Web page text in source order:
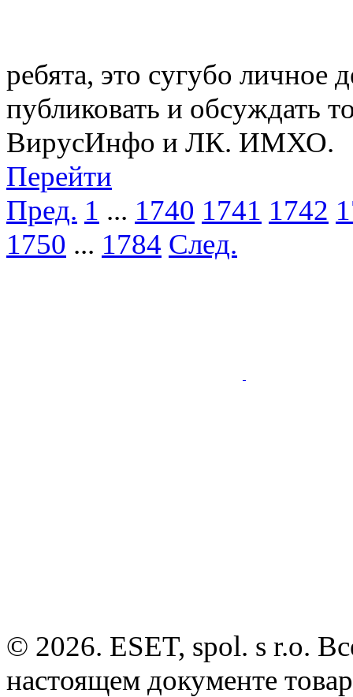
ребята, это сугубо личное
публиковать и обсуждать
ВирусИнфо и ЛК. ИМХО.
Перейти
Пред. 1 ... 1740 1741 1742
1750 ... 1784 След.
© 2026. ESET, spol. s r.o.
настоящем документе